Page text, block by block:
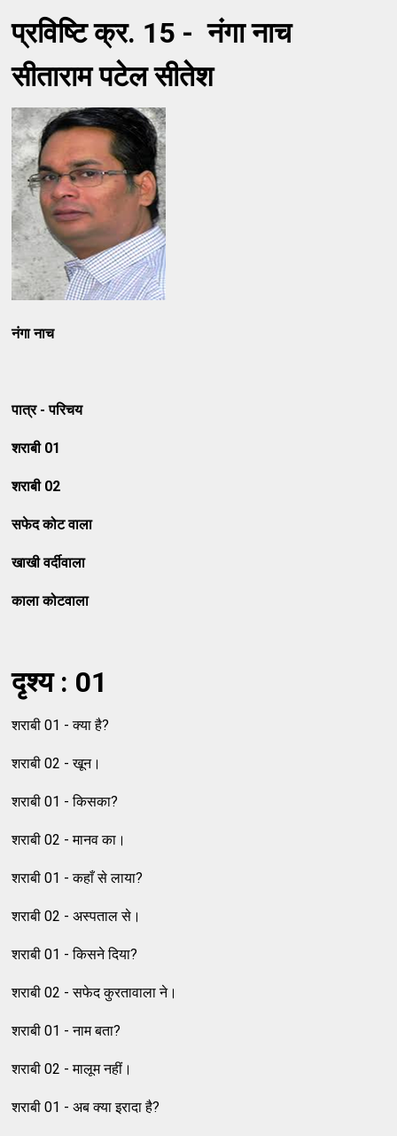
प्रविष्टि क्र. 15 - नंगा नाच
सीताराम पटेल सीतेश
नंगा नाच
पात्र - परिचय
शराबी 01
शराबी 02
सफेद कोट वाला
खाखी वर्दीवाला
काला कोटवाला
दृश्य : 01
शराबी 01 - क्या है?
शराबी 02 - खून।
शराबी 01 - किसका?
शराबी 02 - मानव का।
शराबी 01 - कहाँ से लाया?
शराबी 02 - अस्पताल से।
शराबी 01 - किसने दिया?
शराबी 02 - सफेद कुरतावाला ने।
शराबी 01 - नाम बता?
शराबी 02 - मालूम नहीं।
शराबी 01 - अब क्या इरादा है?